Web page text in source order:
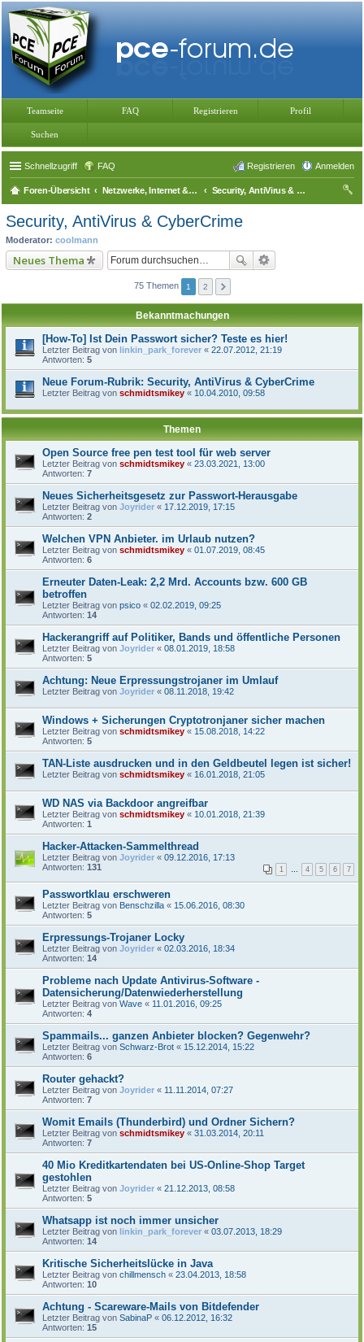
Teamseite FAQ Registrieren Profil
Suchen
Schnellzugriff FAQ Anmelden
Registrieren
Foren-Übersicht Netzwerke, Internet & Telefonie
Security, AntiVirus & CyberCrime
Security, AntiVirus & CyberCrime
Moderator: coolmann
Neues Thema
75 Themen 1 2
Bekanntmachungen
[How-To] Ist Dein Passwort sicher? Teste es hier!
Letzter Beitrag von linkin_park_forever « 22.07.2012, 21:19
Antworten: 5
Neue Forum-Rubrik: Security, AntiVirus & CyberCrime
Letzter Beitrag von schmidtsmikey « 10.04.2010, 09:58
Themen
Open Source free pen test tool für web server
Letzter Beitrag von schmidtsmikey « 23.03.2021, 13:00
Antworten: 7
Neues Sicherheitsgesetz zur Passwort-Herausgabe
Letzter Beitrag von Joyrider « 17.12.2019, 17:15
Antworten: 2
Welchen VPN Anbieter. im Urlaub nutzen?
Letzter Beitrag von schmidtsmikey « 01.07.2019, 08:45
Antworten: 6
Erneuter Daten-Leak: 2,2 Mrd. Accounts bzw. 600 GB
betroffen
Letzter Beitrag von psico « 02.02.2019, 09:25
Antworten: 14
Hackerangriff auf Politiker, Bands und öffentliche Personen
Letzter Beitrag von Joyrider « 08.01.2019, 18:58
Antworten: 5
Achtung: Neue Erpressungstrojaner im Umlauf
Letzter Beitrag von Joyrider « 08.11.2018, 19:42
Windows + Sicherungen Cryptotronjaner sicher machen
Letzter Beitrag von schmidtsmikey « 15.08.2018, 14:22
Antworten: 5
TAN-Liste ausdrucken und in den Geldbeutel legen ist sicher!
Letzter Beitrag von schmidtsmikey « 16.01.2018, 21:05
WD NAS via Backdoor angreifbar
Letzter Beitrag von schmidtsmikey « 10.01.2018, 21:39
Antworten: 1
Hacker-Attacken-Sammelthread
Letzter Beitrag von Joyrider « 09.12.2016, 17:13
Antworten: 131 1 4 5 6 7
Passwortklau erschweren
Letzter Beitrag von Benschzilla « 15.06.2016, 08:30
Antworten: 5
Erpressungs-Trojaner Locky
Letzter Beitrag von Joyrider « 02.03.2016, 18:34
Antworten: 14
Probleme nach Update Antivirus-Software -
Datensicherung/Datenwiederherstellung
Letzter Beitrag von Wave « 11.01.2016, 09:25
Antworten: 4
Spammails... ganzen Anbieter blocken? Gegenwehr?
Letzter Beitrag von Schwarz-Brot « 15.12.2014, 15:22
Antworten: 6
Router gehackt?
Letzter Beitrag von Joyrider « 11.11.2014, 07:27
Antworten: 7
Womit Emails (Thunderbird) und Ordner Sichern?
Letzter Beitrag von schmidtsmikey « 31.03.2014, 20:11
Antworten: 7
40 Mio Kreditkartendaten bei US-Online-Shop Target
gestohlen
Letzter Beitrag von Joyrider « 21.12.2013, 08:58
Antworten: 5
Whatsapp ist noch immer unsicher
Letzter Beitrag von linkin_park_forever « 03.07.2013, 18:29
Antworten: 14
Kritische Sicherheitslücke in Java
Letzter Beitrag von chillmensch « 23.04.2013, 18:58
Antworten: 10
Achtung - Scareware-Mails von Bitdefender
Letzter Beitrag von SabinaP « 06.12.2012, 16:32
Antworten: 15